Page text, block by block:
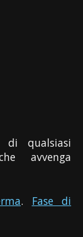
di qualsiasi
avvenga
. Fase di